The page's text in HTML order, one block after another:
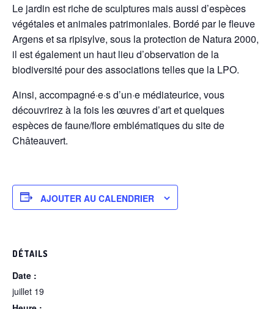
Le jardin est riche de sculptures mais aussi d’espèces
végétales et animales patrimoniales. Bordé par le fleuve
Argens et sa ripisylve, sous la protection de Natura 2000,
il est également un haut lieu d’observation de la
biodiversité pour des associations telles que la LPO.
Ainsi, accompagné·e·s d’un·e médiateurice, vous
découvrirez à la fois les œuvres d’art et quelques
espèces de faune/flore emblématiques du site de
Châteauvert.
AJOUTER AU CALENDRIER
DÉTAILS
Date :
juillet 19